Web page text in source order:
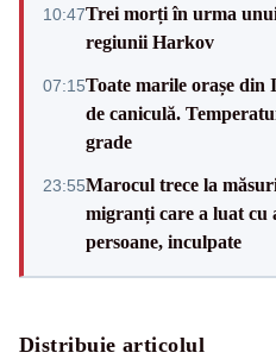
10:47Trei morți în urma
regiunii Harkov
07:15Toate marile orașe din
de caniculă.
grade
23:55Marocul trece la
migranți care a luat cu
persoane, inculpate
Distribuie articolul